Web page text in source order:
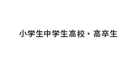
小学生中学生高校・高卒生